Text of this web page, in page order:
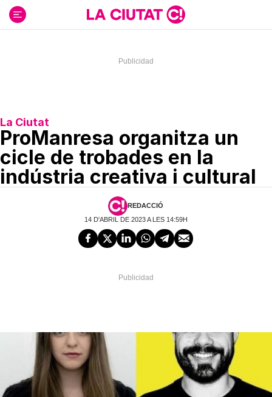
contenido
La Ciutat
ProManresa organitza un
cicle de trobades en la
indústria creativa i cultural
REDACCIÓ
14 D'ABRIL DE 2023 A LES 14:59H